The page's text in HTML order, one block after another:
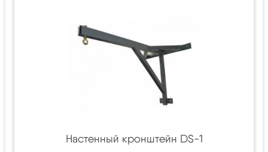
Настенный кронштейн DS-1